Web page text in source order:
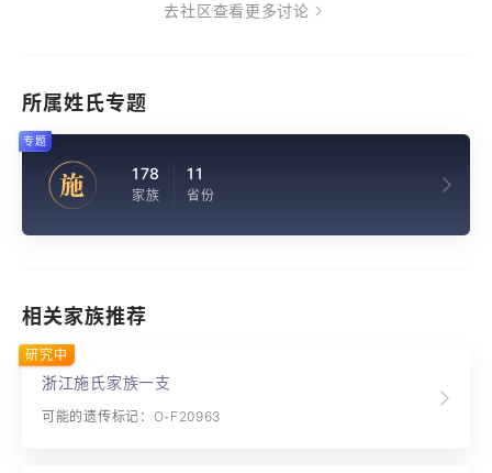
去社区查看更多讨论
所属姓氏专题
施 178
家族
11
省份
专题
相关家族推荐
浙江施氏家族一支
可能的遗传标记：O-F20963
研究中